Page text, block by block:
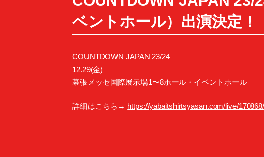
ベントホール）出演決定！
COUNTDOWN JAPAN 23/24
12.29(金)
幕張メッセ国際展示場1〜8ホール・イベントホール
詳細はこちら→ https://yabaitshirtsyasan.com/live/170868/